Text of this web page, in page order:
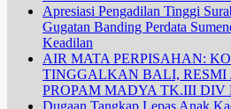
Apresiasi Pengadilan Tinggi
Gugatan Banding Perdata
Keadilan
AIR MATA PERPISAHAN:
TINGGALKAN BALI, RESMI
PROPAM MADYA TK.III DIV
Dugaan Tangkap Lepas Anak